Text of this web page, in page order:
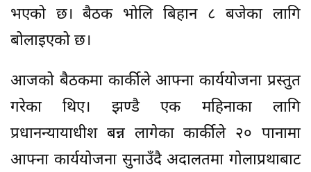
भएको छ। बैठक भोलि बिहान ८ बजेका लागि
बोलाइएको छ।
आजको बैठकमा कार्कीले आफ्ना कार्ययोजना प्रस्तुत
गरेका थिए। झण्डै एक महिनाका लागि
प्रधानन्यायाधीश बन्न लागेका कार्कीले २० पानामा
आफ्ना कार्ययोजना सुनाउँदै अदालतमा गोलाप्रथाबाट